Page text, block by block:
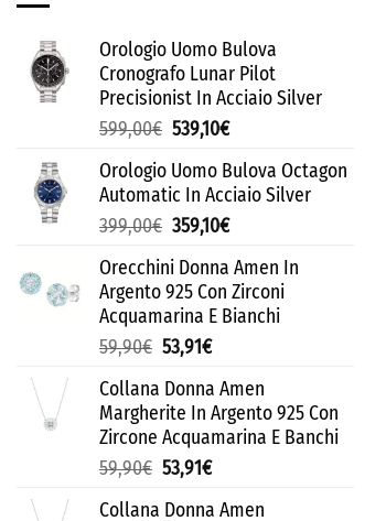
Orologio Uomo Bulova
Cronografo Lunar Pilot
Precisionist In Acciaio Silver
599,00€ 539,10€
Orologio Uomo Bulova Octagon
Automatic In Acciaio Silver
399,00€ 359,10€
Orecchini Donna Amen In
Argento 925 Con Zirconi
Acquamarina E Bianchi
59,90€ 53,91€
Collana Donna Amen
Margherite In Argento 925 Con
Zircone Acquamarina E Banchi
59,90€ 53,91€
Collana Donna Amen